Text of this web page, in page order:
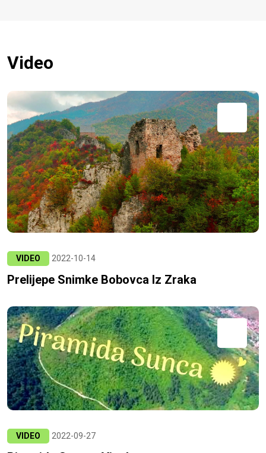
Video
VIDEO 2022-10-14
Prelijepe Snimke Bobovca Iz Zraka
VIDEO 2022-09-27